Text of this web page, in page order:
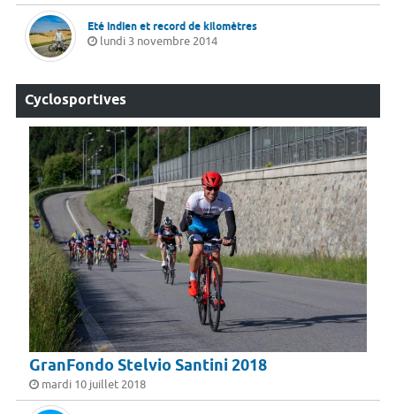
Eté indien et record de kilomètres
lundi 3 novembre 2014
Cyclosportives
GranFondo Stelvio Santini 2018
mardi 10 juillet 2018